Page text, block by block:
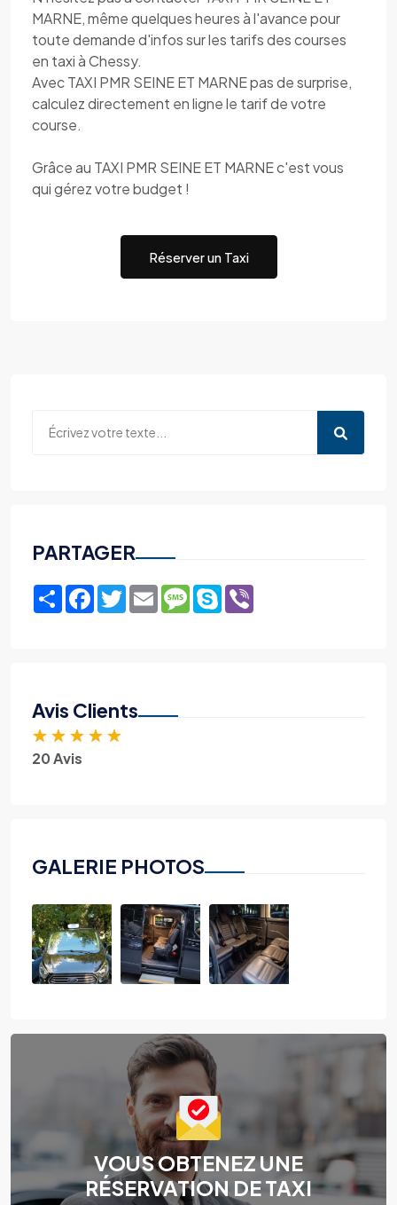
MARNE, même quelques heures à l'avance pour
toute demande d'infos sur les tarifs des courses
en taxi à Chessy.
Avec TAXI PMR SEINE ET MARNE pas de surprise,
calculez directement en ligne le tarif de votre
course.
Grâce au TAXI PMR SEINE ET MARNE c'est vous
qui gérez votre budget !
Réserver un Taxi
PARTAGER
ShareFacebook
TwitterEmailMessage
Skype
Avis Clients
★ ★ ★ ★ ★
20 Avis
GALERIE PHOTOS
VOUS OBTENEZ UNE
RÉSERVATION DE TAXI